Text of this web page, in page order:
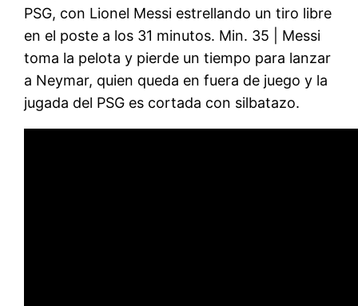
PSG, con Lionel Messi estrellando un tiro libre
en el poste a los 31 minutos. Min. 35 | Messi
toma la pelota y pierde un tiempo para lanzar
a Neymar, quien queda en fuera de juego y la
jugada del PSG es cortada con silbatazo.